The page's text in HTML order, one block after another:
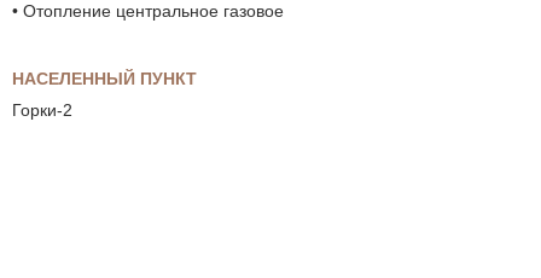
• Отопление центральное газовое
НАСЕЛЕННЫЙ ПУНКТ
Горки-2